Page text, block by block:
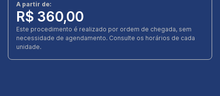
A partir de:
R$ 360,00
Este procedimento é realizado por ordem de chegada, sem
necessidade de agendamento. Consulte os horários de cada
unidade.